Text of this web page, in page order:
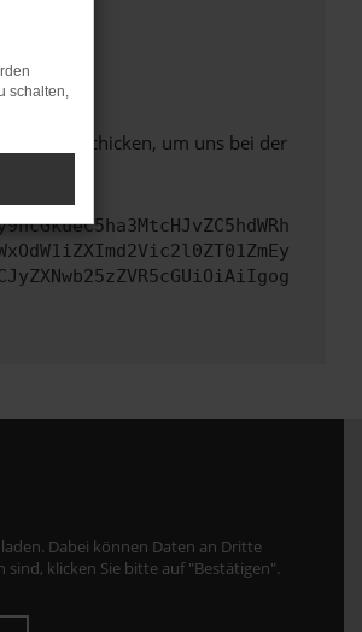
Text schicken, um uns bei der
Dabei können Daten an Dritte
klicken Sie bitte auf "Bestätigen".
schalten,